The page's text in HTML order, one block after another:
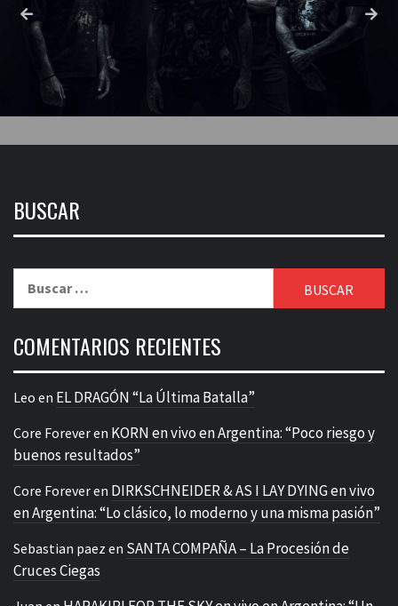
BUSCAR
COMENTARIOS RECIENTES
Leo en EL DRAGÓN “La Última Batalla”
Core Foreveren KORN en vivo en Argentina: “Poco riesgo y
buenos resultados”
Core Foreveren DIRKSCHNEIDER & AS I LAY DYING en vivo
en Argentina: “Lo clásico, lo moderno y una misma pasión”
Sebastian paez en SANTA COMPAÑA – La Procesión de
Cruces Ciegas